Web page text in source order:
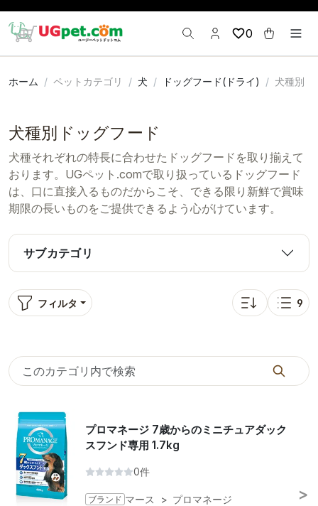
0
ホーム ペットカテゴリ 犬 ドッグフード(ドライ) 犬種別
犬種別ドッグフード
犬種それぞれの特長に合わせたドッグフードを取り揃えて
おります。UGペット.comで取り扱っているドッグフード
は、口に直接入るものだからこそ、できる限り新鮮で賞味
期限の長いものをご提供できるよう心がけています。
サブカテゴリ
フィルタ
並び替え: 価格が
表示
9
プロマネージ 7歳からのミニチュアダック
スフンド専用 1.7kg
0件
ブランド マース > プロマネージ